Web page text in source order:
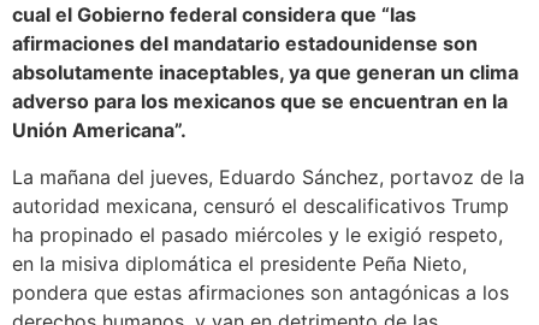
cual el Gobierno federal considera que “las
afirmaciones del mandatario estadounidense son
absolutamente inaceptables, ya que generan un clima
adverso para los mexicanos que se encuentran en la
Unión Americana”.
La mañana del jueves, Eduardo Sánchez, portavoz de la
autoridad mexicana, censuró el descalificativos Trump
ha propinado el pasado miércoles y le exigió respeto,
en la misiva diplomática el presidente Peña Nieto,
pondera que estas afirmaciones son antagónicas a los